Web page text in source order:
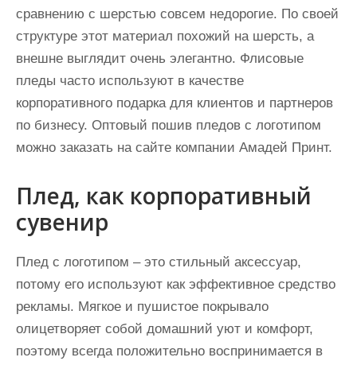
сравнению с шерстью совсем недорогие. По своей
структуре этот материал похожий на шерсть, а
внешне выглядит очень элегантно. Флисовые
пледы часто используют в качестве
корпоративного подарка для клиентов и партнеров
по бизнесу. Оптовый пошив пледов с логотипом
можно заказать на сайте компании Амадей Принт.
Плед, как корпоративный
сувенир
Плед с логотипом – это стильный аксессуар,
потому его используют как эффективное средство
рекламы. Мягкое и пушистое покрывало
олицетворяет собой домашний уют и комфорт,
поэтому всегда положительно воспринимается в